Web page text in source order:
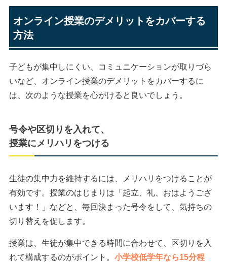
オンライン授業のデメリットをカバーする
方法
子どもが集中しにくい、コミュニケーションが取りづら
いなど、オンライン授業のデメリットをカバーするに
は、次のような授業を心がけると良いでしょう。
号令や区切りを入れて、
授業にメリハリをつける
生徒の集中力を維持するには、メリハリをつけることが
有効です。授業のはじまりは「起立、礼、おはようござ
います！」などと、毎回決まった号令をして、気持ちの
切り替えを促します。
授業は、生徒が集中できる時間に合わせて、区切りを入
れて構成するのがポイント。 小学校低学年なら15分程